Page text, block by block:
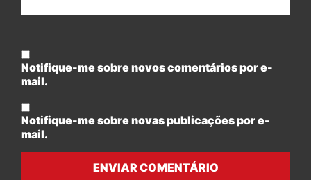
Notifique-me sobre novos comentários por e-
mail.
Notifique-me sobre novas publicações por e-
mail.
ENVIAR COMENTÁRIO